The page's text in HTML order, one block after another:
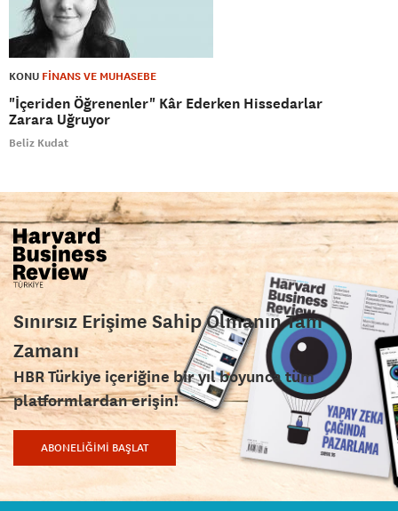
KONU FİNANS VE MUHASEBE
"İçeriden Öğrenenler" Kâr Ederken Hissedarlar
Zarara Uğruyor
Beliz Kudat
Sınırsız Erişime Sahip Olmanın Tam
Zamanı
HBR Türkiye içeriğine bir yıl boyunca tüm
platformlardan erişin!
ABONELİĞİMİ BAŞLAT